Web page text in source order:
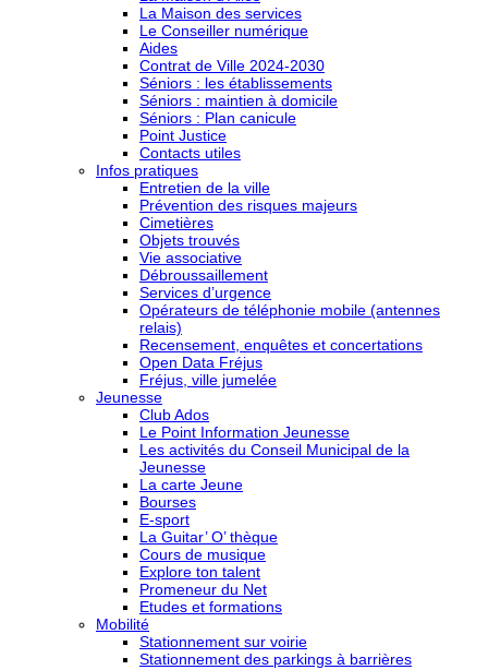
La Maison des services
Le Conseiller numérique
Aides
Contrat de Ville 2024-2030
Séniors : les établissements
Séniors : maintien à domicile
Séniors : Plan canicule
Point Justice
Contacts utiles
Infos pratiques
Entretien de la ville
Prévention des risques majeurs
Cimetières
Objets trouvés
Vie associative
Débroussaillement
Services d’urgence
Opérateurs de téléphonie mobile (antennes
relais)
Recensement, enquêtes et concertations
Open Data Fréjus
Fréjus, ville jumelée
Jeunesse
Club Ados
Le Point Information Jeunesse
Les activités du Conseil Municipal de la
Jeunesse
La carte Jeune
Bourses
E-sport
La Guitar’ O’ thèque
Cours de musique
Explore ton talent
Promeneur du Net
Etudes et formations
Mobilité
Stationnement sur voirie
Stationnement des parkings à barrières